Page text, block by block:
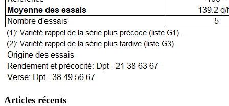
Articles récents